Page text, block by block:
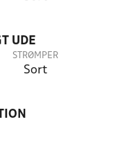
UDE
STRØMPER
Sort